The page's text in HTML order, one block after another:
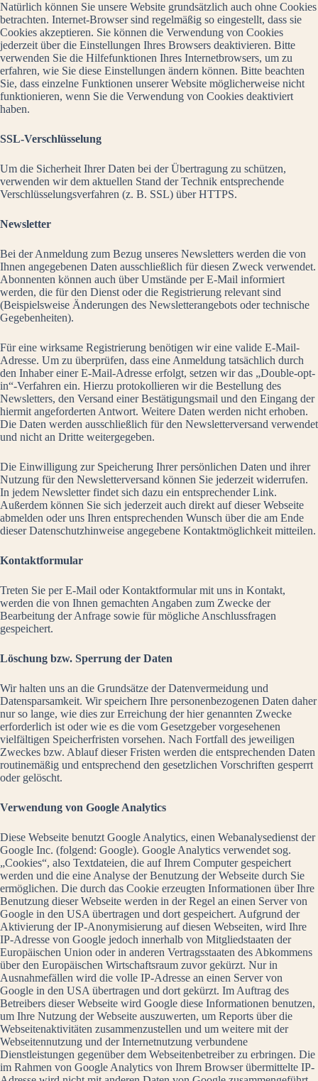
Natürlich können Sie unsere Website grundsätzlich auch ohne Cookies
betrachten. Internet-Browser sind regelmäßig so eingestellt, dass sie
Cookies akzeptieren. Sie können die Verwendung von Cookies
jederzeit über die Einstellungen Ihres Browsers deaktivieren. Bitte
verwenden Sie die Hilfefunktionen Ihres Internetbrowsers, um zu
erfahren, wie Sie diese Einstellungen ändern können. Bitte beachten
Sie, dass einzelne Funktionen unserer Website möglicherweise nicht
funktionieren, wenn Sie die Verwendung von Cookies deaktiviert
haben.
SSL-Verschlüsselung
Um die Sicherheit Ihrer Daten bei der Übertragung zu schützen,
verwenden wir dem aktuellen Stand der Technik entsprechende
Verschlüsselungsverfahren (z. B. SSL) über HTTPS.
Newsletter
Bei der Anmeldung zum Bezug unseres Newsletters werden die von
Ihnen angegebenen Daten ausschließlich für diesen Zweck verwendet.
Abonnenten können auch über Umstände per E-Mail informiert
werden, die für den Dienst oder die Registrierung relevant sind
(Beispielsweise Änderungen des Newsletterangebots oder technische
Gegebenheiten).
Für eine wirksame Registrierung benötigen wir eine valide E-Mail-
Adresse. Um zu überprüfen, dass eine Anmeldung tatsächlich durch
den Inhaber einer E-Mail-Adresse erfolgt, setzen wir das „Double-opt-
in“-Verfahren ein. Hierzu protokollieren wir die Bestellung des
Newsletters, den Versand einer Bestätigungsmail und den Eingang der
hiermit angeforderten Antwort. Weitere Daten werden nicht erhoben.
Die Daten werden ausschließlich für den Newsletterversand verwendet
und nicht an Dritte weitergegeben.
Die Einwilligung zur Speicherung Ihrer persönlichen Daten und ihrer
Nutzung für den Newsletterversand können Sie jederzeit widerrufen.
In jedem Newsletter findet sich dazu ein entsprechender Link.
Außerdem können Sie sich jederzeit auch direkt auf dieser Webseite
abmelden oder uns Ihren entsprechenden Wunsch über die am Ende
dieser Datenschutzhinweise angegebene Kontaktmöglichkeit mitteilen.
Kontaktformular
Treten Sie per E-Mail oder Kontaktformular mit uns in Kontakt,
werden die von Ihnen gemachten Angaben zum Zwecke der
Bearbeitung der Anfrage sowie für mögliche Anschlussfragen
gespeichert.
Löschung bzw. Sperrung der Daten
Wir halten uns an die Grundsätze der Datenvermeidung und
Datensparsamkeit. Wir speichern Ihre personenbezogenen Daten daher
nur so lange, wie dies zur Erreichung der hier genannten Zwecke
erforderlich ist oder wie es die vom Gesetzgeber vorgesehenen
vielfältigen Speicherfristen vorsehen. Nach Fortfall des jeweiligen
Zweckes bzw. Ablauf dieser Fristen werden die entsprechenden Daten
routinemäßig und entsprechend den gesetzlichen Vorschriften gesperrt
oder gelöscht.
Verwendung von Google Analytics
Diese Webseite benutzt Google Analytics, einen Webanalysedienst der
Google Inc. (folgend: Google). Google Analytics verwendet sog.
„Cookies“, also Textdateien, die auf Ihrem Computer gespeichert
werden und die eine Analyse der Benutzung der Webseite durch Sie
ermöglichen. Die durch das Cookie erzeugten Informationen über Ihre
Benutzung dieser Webseite werden in der Regel an einen Server von
Google in den USA übertragen und dort gespeichert. Aufgrund der
Aktivierung der IP-Anonymisierung auf diesen Webseiten, wird Ihre
IP-Adresse von Google jedoch innerhalb von Mitgliedstaaten der
Europäischen Union oder in anderen Vertragsstaaten des Abkommens
über den Europäischen Wirtschaftsraum zuvor gekürzt. Nur in
Ausnahmefällen wird die volle IP-Adresse an einen Server von
Google in den USA übertragen und dort gekürzt. Im Auftrag des
Betreibers dieser Webseite wird Google diese Informationen benutzen,
um Ihre Nutzung der Webseite auszuwerten, um Reports über die
Webseitenaktivitäten zusammenzustellen und um weitere mit der
Webseitennutzung und der Internetnutzung verbundene
Dienstleistungen gegenüber dem Webseitenbetreiber zu erbringen. Die
im Rahmen von Google Analytics von Ihrem Browser übermittelte IP-